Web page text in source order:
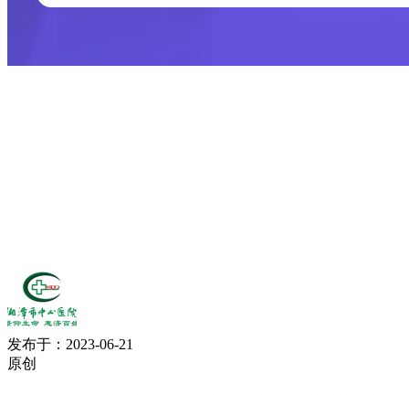
发布于：2023-06-21
原创